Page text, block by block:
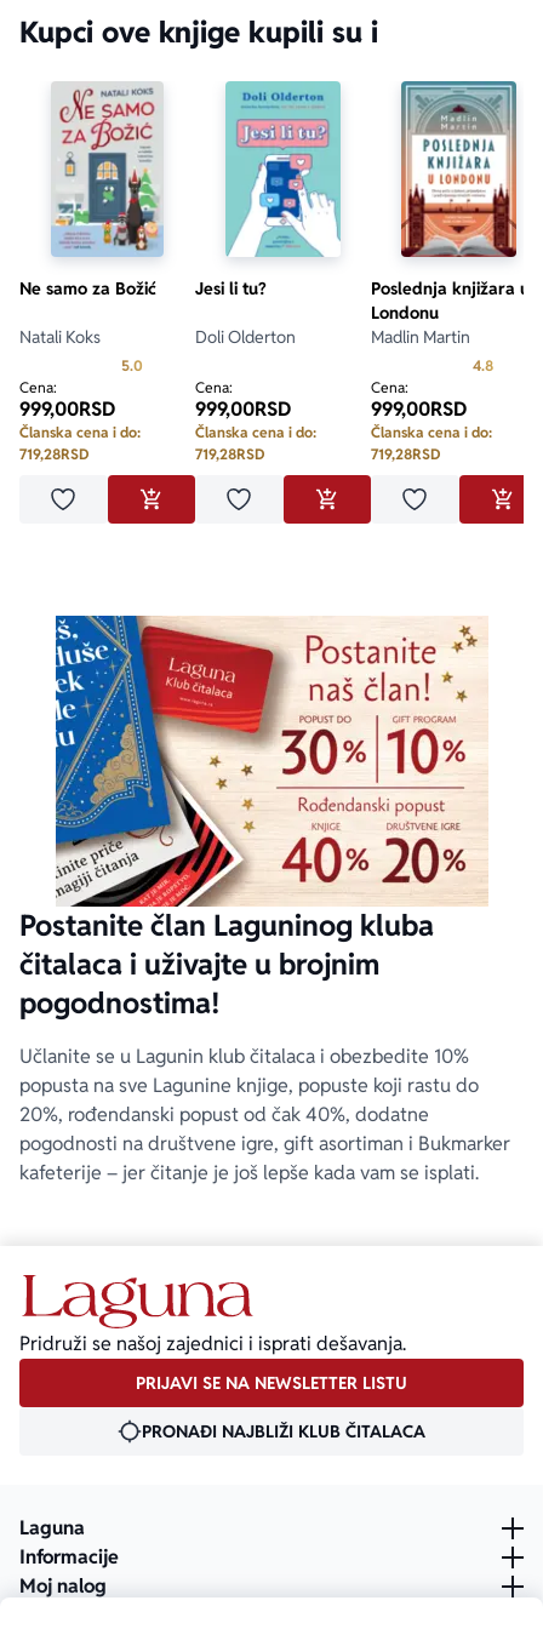
Kupci ove knjige kupili su i
Ne samo za Božić
Natali Koks
5.0
Cena:
999,00RSD
Članska cena i do:
719,28RSD
Dodaj u omiljeneDODAJ U KORPU
Jesi li tu?
Doli Olderton
Cena:
999,00RSD
Članska cena i do:
719,28RSD
Dodaj u omiljeneDODAJ U KORPU
Poslednja knjižara u
Londonu
Madlin Martin
4.8
Cena:
999,00RSD
Članska cena i do:
719,28RSD
Dodaj u
Postanite član Laguninog kluba
čitalaca i uživajte u brojnim
pogodnostima!
Učlanite se u Lagunin klub čitalaca i obezbedite 10%
popusta na sve Lagunine knjige, popuste koji rastu do
20%, rođendanski popust od čak 40%, dodatne
pogodnosti na društvene igre, gift asortiman i Bukmarker
kafeterije – jer čitanje je još lepše kada vam se isplati.
Pridruži se našoj zajednici i isprati dešavanja.
PRIJAVI SE NA NEWSLETTER LISTU
PRONAĐI NAJBLIŽI KLUB ČITALACA
Laguna
Informacije
Moj nalog